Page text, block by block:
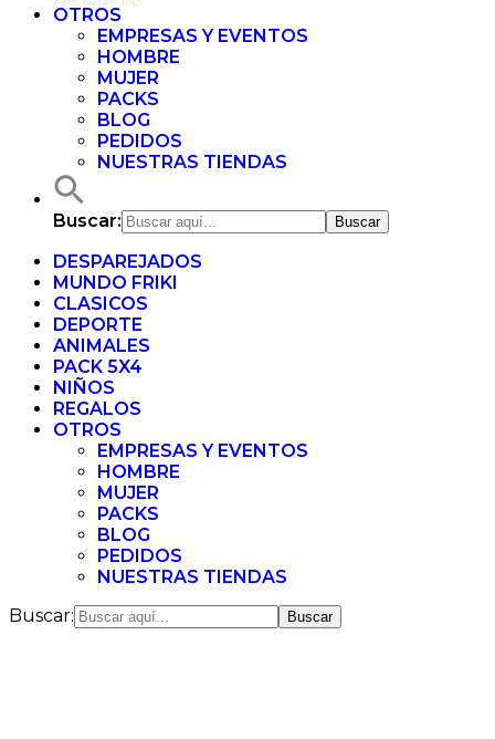
OTROS
EMPRESAS Y EVENTOS
HOMBRE
MUJER
PACKS
BLOG
PEDIDOS
NUESTRAS TIENDAS
Buscar:
DESPAREJADOS
MUNDO FRIKI
CLASICOS
DEPORTE
ANIMALES
PACK 5X4
NIÑOS
REGALOS
OTROS
EMPRESAS Y EVENTOS
HOMBRE
MUJER
PACKS
BLOG
PEDIDOS
NUESTRAS TIENDAS
Buscar: